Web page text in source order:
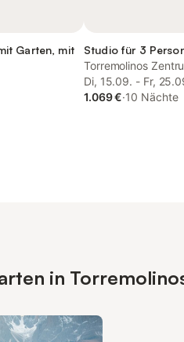
Garten, mit
Studio für 3
Torremolinos
Di, 15.09. - Fr,
1.069 €·10 Nächte
in